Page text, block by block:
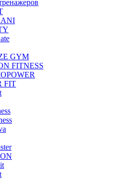
GYM
FITNESS
FIT